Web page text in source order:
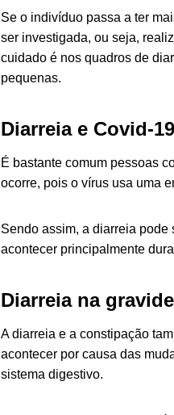
Se o indivíduo passa a ter
ser investigada, ou seja,
cuidado é nos quadros de
pequenas.
Diarreia e Covid-19
É bastante comum pessoas
ocorre, pois o vírus usa uma
Sendo assim, a diarreia
acontecer principalmente
Diarreia na
A diarreia e a constipação
acontecer por causa das
sistema digestivo.